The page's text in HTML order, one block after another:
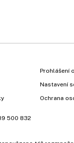
Prohlášení
Nastavení
Ochrana
500 832